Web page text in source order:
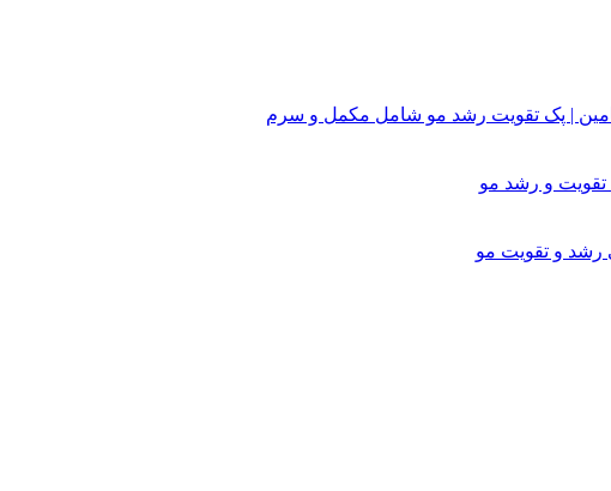
| پک تقویت رشد مو شامل مکمل و سرم
رشد و تقویت مو